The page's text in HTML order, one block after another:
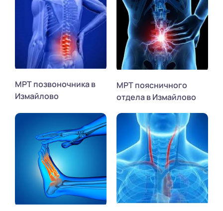
МРТ позвоночника в
Измайлово
МРТ поясничного
отдела в Измайлово